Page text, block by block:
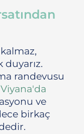
randevusu
ve
birkaç